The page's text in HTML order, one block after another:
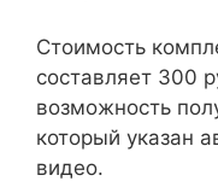
Стоимость
составляет 300
возможность
который указан
видео.